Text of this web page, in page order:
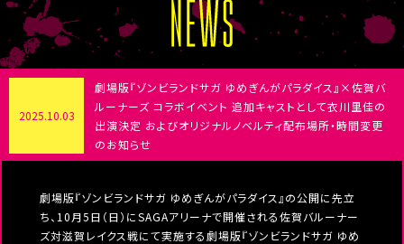
N
W
2025.10.03
劇場版『ゾンビランドサガ ゆめぎんがパラダイス』×佐賀バ
ルーナーズ コラボイベント 追加キャストとして衣川里佳の
出演決定 およびオリジナルノベルティ配布場所・時間変更
のお知らせ
劇場版『ゾンビランドサガ ゆめぎんがパラダイス』の公開に先立
ち、10月5日（日）にSAGAアリーナで開催される佐賀バルーナー
ズ対滋賀レイクス戦にて実施する劇場版『ゾンビランドサガ ゆめ